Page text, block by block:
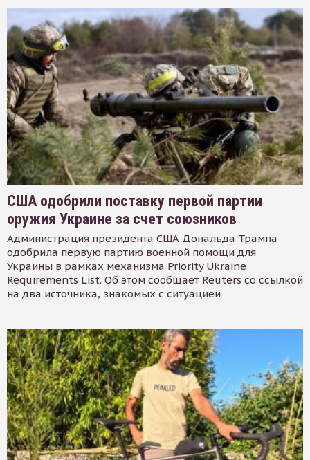
США одобрили поставку первой партии
оружия Украине за счет союзников
Администрация президента США Дональда Трампа
одобрила первую партию военной помощи для
Украины в рамках механизма Priority Ukraine
Requirements List. Об этом сообщает Reuters со ссылкой
на два источника, знакомых с ситуацией